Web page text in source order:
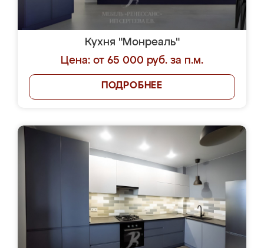
Кухня "Монреаль"
Цена: от 65 000 руб. за п.м.
ПОДРОБНЕЕ